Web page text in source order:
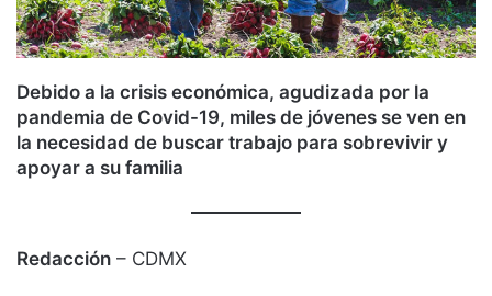
Debido a la crisis económica, agudizada por la
pandemia de Covid-19, miles de jóvenes se ven en
la necesidad de buscar trabajo para sobrevivir y
apoyar a su familia
Redacción – CDMX